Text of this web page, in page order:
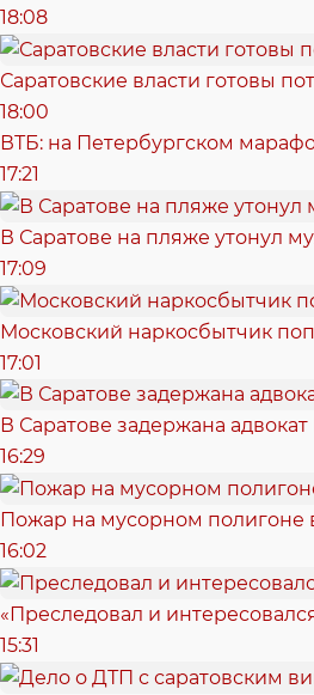
18:08
Саратовские власти готовы
18:00
ВТБ: на Петербургском
17:21
В Саратове на пляже утонул
17:09
Московский наркосбытчик
17:01
В Саратове задержана
16:29
Пожар на мусорном полигоне
16:02
«Преследовал и
15:31